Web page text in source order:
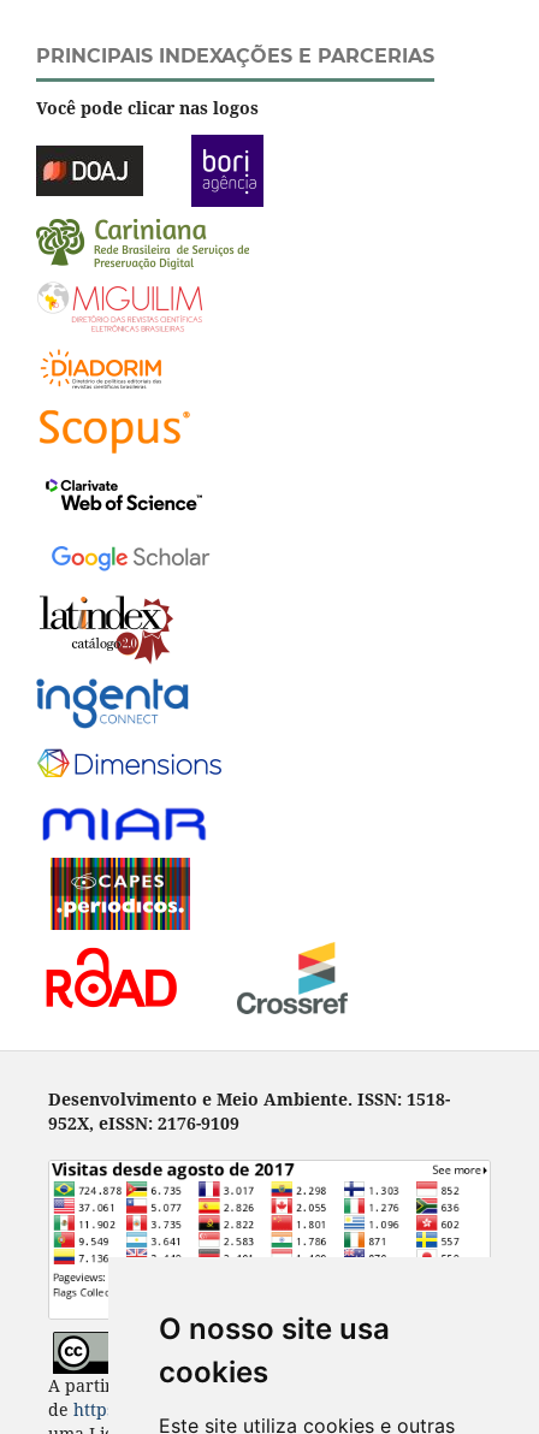
O nosso site usa
cookies
Este site utiliza cookies e outras
PRINCIPAIS INDEXAÇÕES E PARCERIAS
Você pode clicar nas logos
Desenvolvimento e Meio Ambiente. ISSN: 1518-
952X, eISSN: 2176-9109
A partir de 2023, Desenvolvimento e Meio Ambiente
de https://revistas.ufpr.br/made